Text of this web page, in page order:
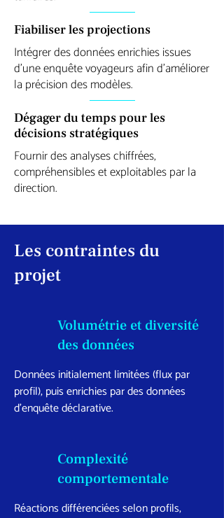
Fiabiliser les projections
Intégrer des données enrichies issues
d’une enquête voyageurs afin d’améliorer
la précision des modèles.
Dégager du temps pour les
décisions stratégiques
Fournir des analyses chiffrées,
compréhensibles et exploitables par la
direction.
Les contraintes du
projet
Volumétrie et diversité
des données
Données initialement limitées (flux par
profil), puis enrichies par des données
d’enquête déclarative.
Complexité
comportementale
Réactions différenciées selon profils,